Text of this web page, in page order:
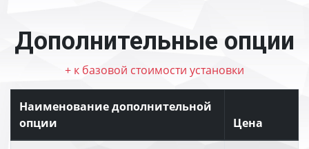
Дополнительные опции
+ к базовой стоимости установки
Наименование дополнительной
опции
Цена